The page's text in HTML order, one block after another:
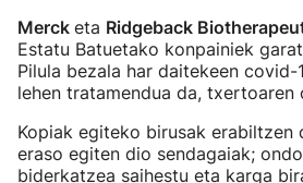
Merck eta Ridgeback
Estatu Batuetako konpainiek
Pilula bezala har daitekeen covid-
lehen tratamendua da, txertoaren
Kopiak egiteko birusak erabiltzen
eraso egiten dio sendagaiak;
biderkatzea saihestu eta karga